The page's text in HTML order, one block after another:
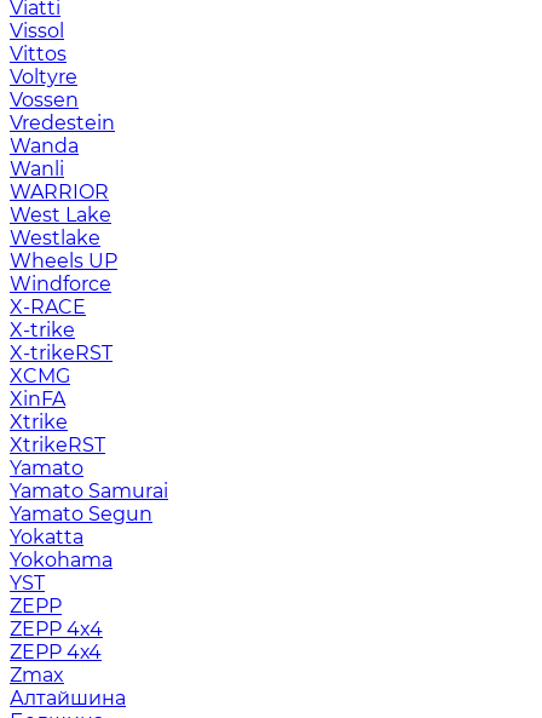
Viatti
Vissol
Vittos
Voltyre
Vossen
Vredestein
Wanda
Wanli
WARRIOR
West Lake
Westlake
Wheels UP
Windforce
X-RACE
X-trike
X-trikeRST
XCMG
XinFA
Xtrike
XtrikeRST
Yamato
Yamato Samurai
Yamato Segun
Yokatta
Yokohama
YST
ZEPP
ZEPP 4x4
ZEPP 4х4
Zmax
Алтайшина